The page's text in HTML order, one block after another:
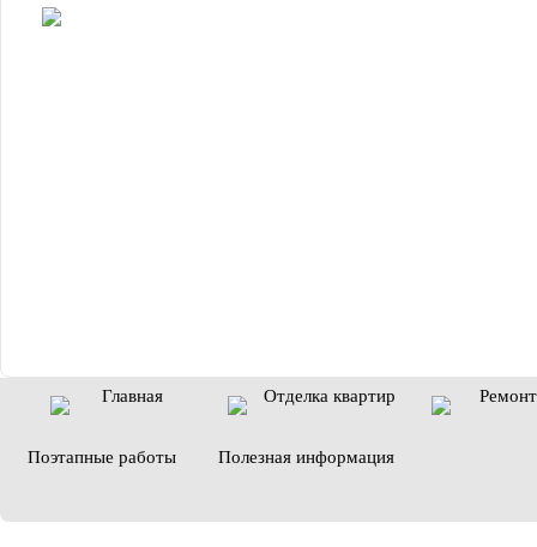
Главная Отделка квартир
Поэтапные работы Полезная информация